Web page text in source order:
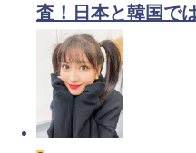
査！日本と韓国で